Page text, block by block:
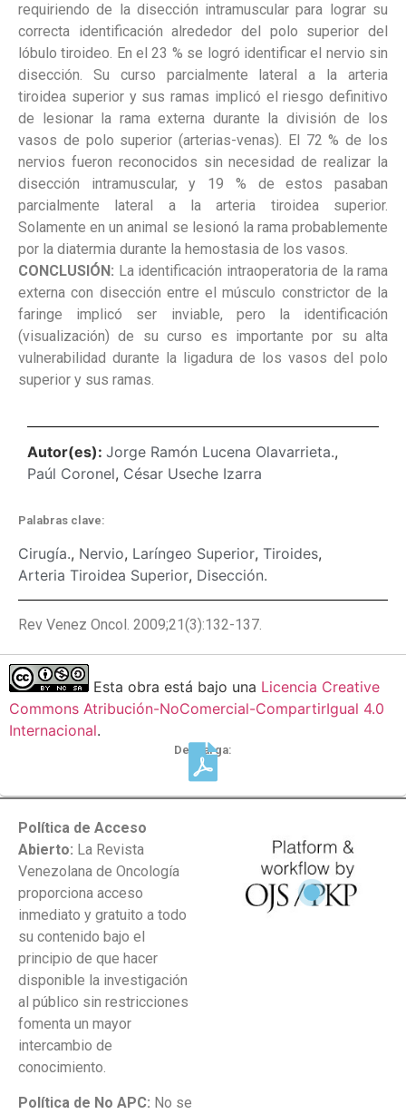
requiriendo de la disección intramuscular para lograr su
correcta identificación alrededor del polo superior del
lóbulo tiroideo. En el 23 % se logró identificar el nervio sin
disección. Su curso parcialmente lateral a la arteria
tiroidea superior y sus ramas implicó el riesgo definitivo
de lesionar la rama externa durante la división de los
vasos de polo superior (arterias-venas). El 72 % de los
nervios fueron reconocidos sin necesidad de realizar la
disección intramuscular, y 19 % de estos pasaban
parcialmente lateral a la arteria tiroidea superior.
Solamente en un animal se lesionó la rama probablemente
por la diatermia durante la hemostasia de los vasos.
CONCLUSIÓN: La identificación intraoperatoria de la rama
externa con disección entre el músculo constrictor de la
faringe implicó ser inviable, pero la identificación
(visualización) de su curso es importante por su alta
vulnerabilidad durante la ligadura de los vasos del polo
superior y sus ramas.
Autor(es): Jorge Ramón Lucena Olavarrieta.,
Paúl Coronel, César Useche Izarra
Palabras clave:
Cirugía., Nervio, Laríngeo Superior, Tiroides,
Arteria Tiroidea Superior, Disección.
Rev Venez Oncol. 2009;21(3):132-137.
Esta obra está bajo una Licencia Creative
Commons Atribución-NoComercial-CompartirIgual 4.0
Internacional.
Descarga:
Política de Acceso
Abierto: La Revista
Venezolana de Oncología
proporciona acceso
inmediato y gratuito a todo
su contenido bajo el
principio de que hacer
disponible la investigación
al público sin restricciones
fomenta un mayor
intercambio de
conocimiento.
Política de No APC: No se